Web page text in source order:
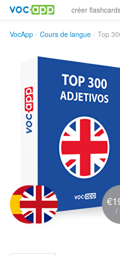
créer
VocApp / Cours de langue / Top
/